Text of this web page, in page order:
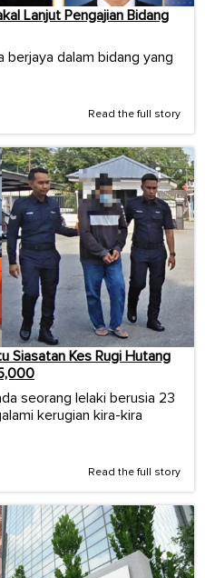
Lanjut Pengajian Bidang
berjaya dalam bidang yang
Read the full story
Siasatan Kes Rugi Hutang
seorang lelaki berusia 23
kerugian kira-kira
Read the full story